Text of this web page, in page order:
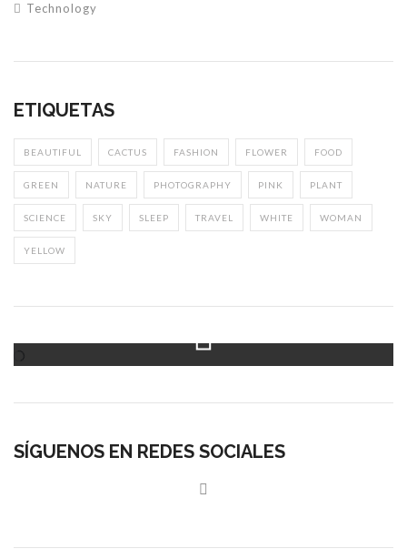
Technology
ETIQUETAS
BEAUTIFUL CACTUS FASHION FLOWER FOOD
GREEN NATURE PHOTOGRAPHY PINK PLANT
SCIENCE SKY SLEEP TRAVEL WHITE WOMAN
YELLOW
SÍGUENOS EN REDES SOCIALES